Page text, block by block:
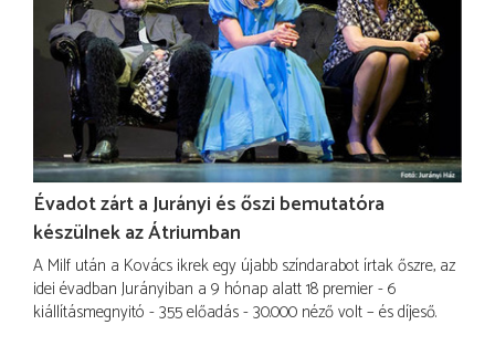
Évadot zárt a Jurányi és őszi bemutatóra
készülnek az Átriumban
A Milf után a Kovács ikrek egy újabb színdarabot írtak őszre, az
idei évadban Jurányiban a 9 hónap alatt 18 premier - 6
kiállításmegnyitó - 355 előadás - 30.000 néző volt – és díjeső.